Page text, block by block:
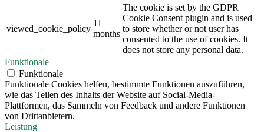
viewed_cookie_policy
11
months
The cookie is set by the GDPR
Cookie Consent plugin and is used
to store whether or not user has
consented to the use of cookies. It
does not store any personal data.
Funktionale
Funktionale
Funktionale Cookies helfen, bestimmte Funktionen auszuführen,
wie das Teilen des Inhalts der Website auf Social-Media-
Plattformen, das Sammeln von Feedback und andere Funktionen
von Drittanbietern.
Leistung